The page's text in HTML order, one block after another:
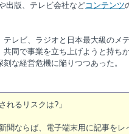
出版、テレビ会社などコンテンツ
レビ、ラジオと日本最大級のメ
同で事業を立ち上げようと持ち
な経営危機に陥りつつあった。
れるリスクは?」
聞ならば、電子端末用に記事を